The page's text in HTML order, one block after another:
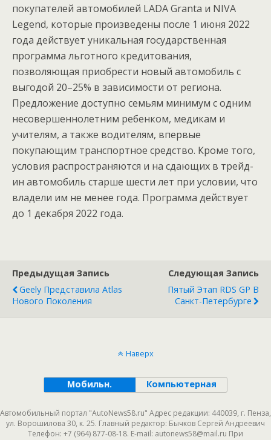
покупателей автомобилей LADA Granta и NIVA
Legend, которые произведены после 1 июня 2022
года действует уникальная государственная
программа льготного кредитования,
позволяющая приобрести новый автомобиль с
выгодой 20–25% в зависимости от региона.
Предложение доступно семьям минимум с одним
несовершеннолетним ребенком, медикам и
учителям, а также водителям, впервые
покупающим транспортное средство. Кроме того,
условия распространяются и на сдающих в трейд-
ин автомобиль старше шести лет при условии, что
владели им не менее года. Программа действует
до 1 декабря 2022 года.
Предыдущая Запись
Geely Представила Atlas
Нового Поколения
Следующая Запись
Пятый Этап RDS GP В
Санкт-Петербурге
Наверх
Мобильн. Компьютерная
Автомобильный портал "AutoNews58.ru" Адрес редакции: 440039, г. Пенза,
ул. Ворошилова 30, к. 25. Главный редактор: Бычков Сергей Андреевич
Телефон: +7 (964) 877-08-18. E-mail: autonews58@mail.ru При